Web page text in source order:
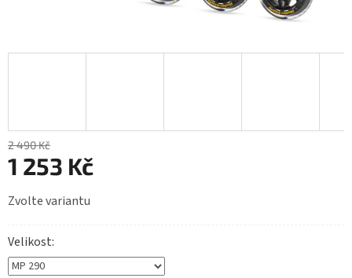
2 490 Kč
1 253 Kč
cena:
Zvolte variantu
Velikost